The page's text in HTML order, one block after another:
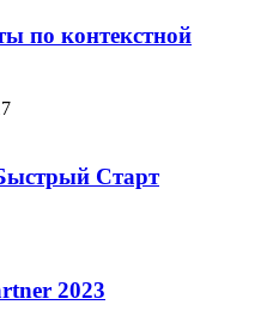
по контекстной
Старт
2023